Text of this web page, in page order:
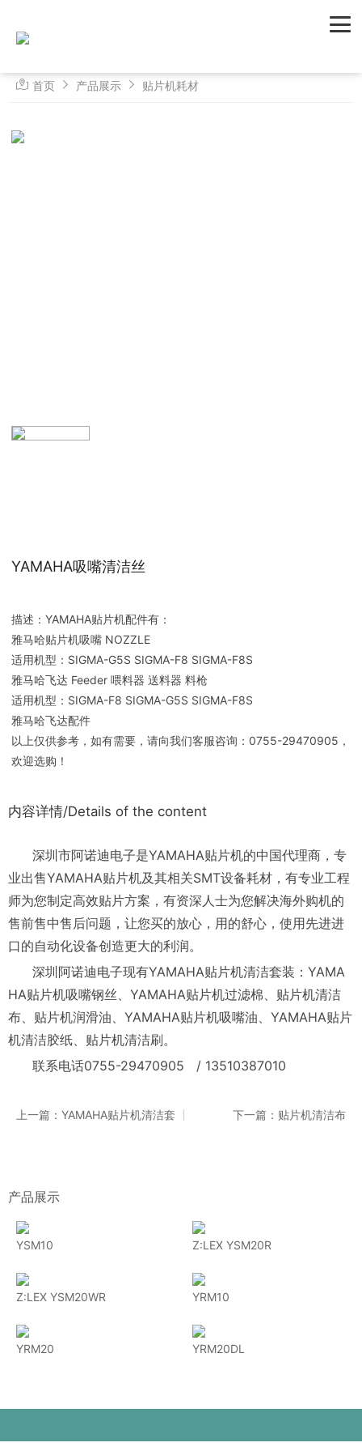
首页 产品展示 贴片机耗材
YAMAHA吸嘴清洁丝
描述：YAMAHA贴片机配件有：
雅马哈贴片机吸嘴 NOZZLE
适用机型：SIGMA-G5S SIGMA-F8 SIGMA-F8S
雅马哈飞达 Feeder 喂料器 送料器 料枪
适用机型：SIGMA-F8 SIGMA-G5S SIGMA-F8S
雅马哈飞达配件
以上仅供参考，如有需要，请向我们客服咨询：0755-29470905，
欢迎选购！
内容详情/Details of the content
深圳市阿诺迪电子是YAMAHA贴片机的中国代理商，专
业出售YAMAHA贴片机及其相关SMT设备耗材，有专业工程
师为您制定高效贴片方案，有资深人士为您解决海外购机的
售前售中售后问题，让您买的放心，用的舒心，使用先进进
口的自动化设备创造更大的利润。
深圳阿诺迪电子现有YAMAHA贴片机清洁套装：YAMA
HA贴片机吸嘴钢丝、YAMAHA贴片机过滤棉、贴片机清洁
布、贴片机润滑油、YAMAHA贴片机吸嘴油、YAMAHA贴片
机清洁胶纸、贴片机清洁刷。
联系电话0755-29470905 / 13510387010
上一篇：YAMAHA贴片机清洁套 下一篇：贴片机清洁布
产品展示
YSM10 Z:LEX YSM20R
Z:LEX YSM20WR YRM10
YRM20 YRM20DL